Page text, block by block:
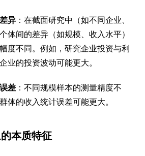
异 ：在截面研究中（如不同企业、
体间的差异（如规模、收入水平）
度不同。例如，研究企业投资与利
业的投资波动可能更大。
差 ：不同规模样本的测量精度不
体的收入统计误差可能更大。
的本质特征